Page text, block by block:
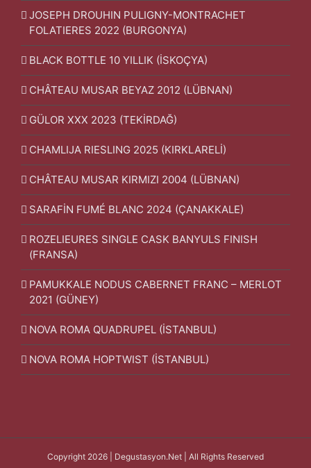
JOSEPH DROUHIN PULIGNY-MONTRACHET
FOLATIERES 2022 (BURGONYA)
BLACK BOTTLE 10 YILLIK (İSKOÇYA)
CHÂTEAU MUSAR BEYAZ 2012 (LÜBNAN)
GÜLOR XXX 2023 (TEKİRDAĞ)
CHAMLIJA RIESLING 2025 (KIRKLARELİ)
CHÂTEAU MUSAR KIRMIZI 2004 (LÜBNAN)
SARAFİN FUMÉ BLANC 2024 (ÇANAKKALE)
ROZELIEURES SINGLE CASK BANYULS FINISH
(FRANSA)
PAMUKKALE NODUS CABERNET FRANC – MERLOT
2021 (GÜNEY)
NOVA ROMA QUADRUPEL (İSTANBUL)
NOVA ROMA HOPTWIST (İSTANBUL)
Copyright 2026 | Degustasyon.Net | All Rights Reserved